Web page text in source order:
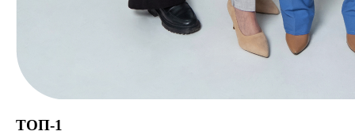
ТОП-1